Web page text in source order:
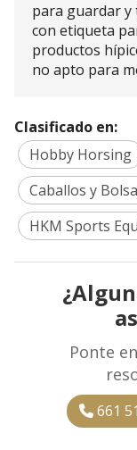
para guardar
con etiqueta
productos
no apto para
Clasificado en:
Hobby Horsing
Caballos y
HKM Sports
Ponte
661